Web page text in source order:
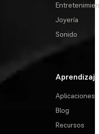
Joyería
Sonido
Aprendizaje
Aplicaciones
Blog
Recursos